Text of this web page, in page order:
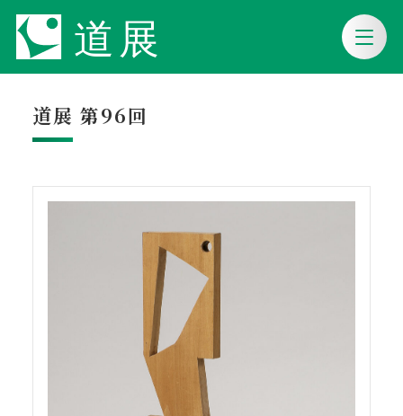
道展 第96回